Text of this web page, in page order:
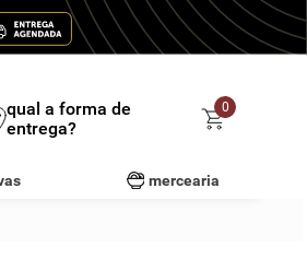
qual a forma de
entrega?
0
mercearia